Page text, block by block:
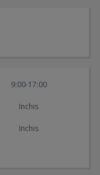
9:00-17:00
Inchis
Inchis